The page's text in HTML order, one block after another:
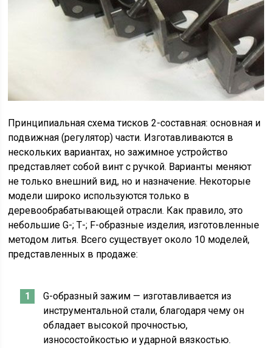
Принципиальная схема тисков 2-составная: основная и
подвижная (регулятор) части. Изготавливаются в
нескольких вариантах, но зажимное устройство
представляет собой винт с ручкой. Варианты меняют
не только внешний вид, но и назначение. Некоторые
модели широко используются только в
деревообрабатывающей отрасли. Как правило, это
небольшие G-; Т-; F-образные изделия, изготовленные
методом литья. Всего существует около 10 моделей,
представленных в продаже:
G-образный зажим — изготавливается из
инструментальной стали, благодаря чему он
обладает высокой прочностью,
износостойкостью и ударной вязкостью.